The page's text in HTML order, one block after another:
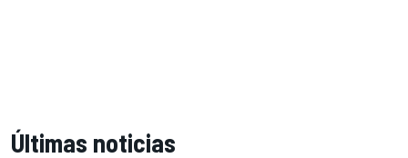
Últimas noticias